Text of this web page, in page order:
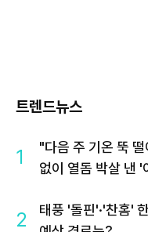
트렌드뉴스
1
"다음 주 기온 뚝
없이 열돔 박살 낸 '
2
태풍 '돌핀'·'찬홈'